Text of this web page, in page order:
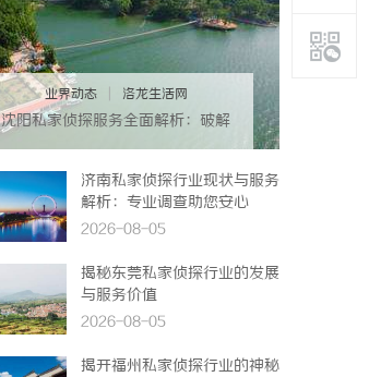
业界动态 洛龙生活网
沈阳私家侦探服务全面解析：破解
济南私家侦探行业现状与服务
解析：专业调查助您安心
2026-08-05
揭秘东莞私家侦探行业的发展
与服务价值
2026-08-05
揭开福州私家侦探行业的神秘